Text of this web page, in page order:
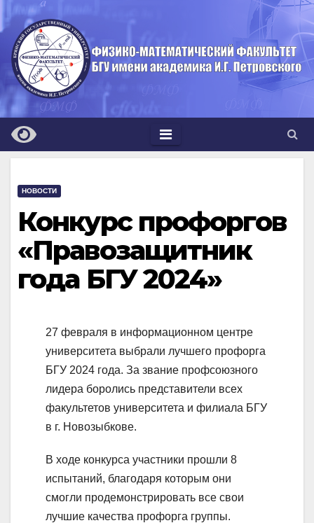
Перейти
к
содержимому
НОВОСТИ
Конкурс профоргов
«Правозащитник
года БГУ 2024»
27 февраля в информационном центре
университета выбрали лучшего профорга
БГУ 2024 года. За звание профсоюзного
лидера боролись представители всех
факультетов университета и филиала БГУ
в г. Новозыбкове.
В ходе конкурса участники прошли 8
испытаний, благодаря которым они
смогли продемонстрировать все свои
лучшие качества профорга группы.